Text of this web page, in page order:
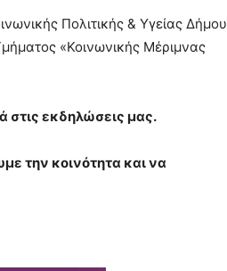
Πολιτικής & Υγείας Δήμου
«Κοινωνικής Μέριμνας
στις εκδηλώσεις μας.
την κοινότητα και να